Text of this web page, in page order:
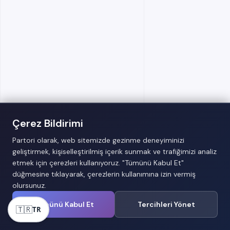
Çerez Bildirimi
Partori olarak, web sitemizde gezinme deneyiminizi
geliştirmek, kişiselleştirilmiş içerik sunmak ve trafiğimizi analiz
etmek için çerezleri kullanıyoruz. "Tümünü Kabul Et"
düğmesine tıklayarak, çerezlerin kullanımına izin vermiş
olursunuz.
Tümünü Kabul Et Tercihleri Yönet
🇹🇷TR
8.4.2026 Teknoloji